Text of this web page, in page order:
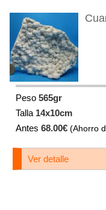
Peso 565gr
Talla 14x10cm
Antes 68.00€ (Ahorro
Ver detalle